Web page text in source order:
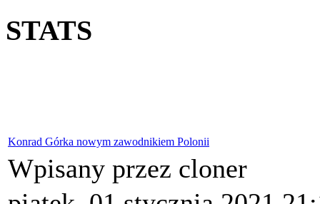
STATS
Konrad Górka nowym zawodnikiem Polonii
Wpisany przez cloner